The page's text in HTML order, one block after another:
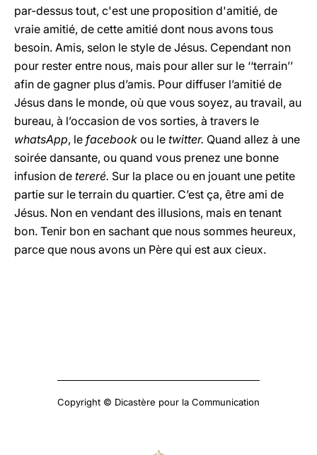
par-dessus tout, c'est une proposition d'amitié, de
vraie amitié, de cette amitié dont nous avons tous
besoin. Amis, selon le style de Jésus. Cependant non
pour rester entre nous, mais pour aller sur le ‘‘terrain’’
afin de gagner plus d’amis. Pour diffuser l’amitié de
Jésus dans le monde, où que vous soyez, au travail, au
bureau, à l’occasion de vos sorties, à travers le
whatsApp, le facebook ou le twitter. Quand allez à une
soirée dansante, ou quand vous prenez une bonne
infusion de tereré. Sur la place ou en jouant une petite
partie sur le terrain du quartier. C’est ça, être ami de
Jésus. Non en vendant des illusions, mais en tenant
bon. Tenir bon en sachant que nous sommes heureux,
parce que nous avons un Père qui est aux cieux.
Copyright © Dicastère pour la Communication